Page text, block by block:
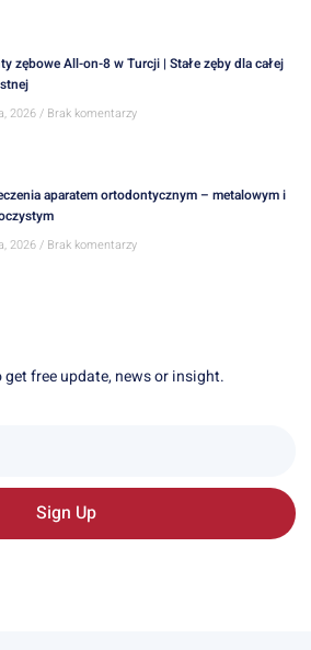
zębowe All-on-8 w Turcji | Stałe zęby dla całej
2026 Brak komentarzy
aparatem ortodontycznym – metalowym i
2026 Brak komentarzy
free update, news or insight.
Sign Up